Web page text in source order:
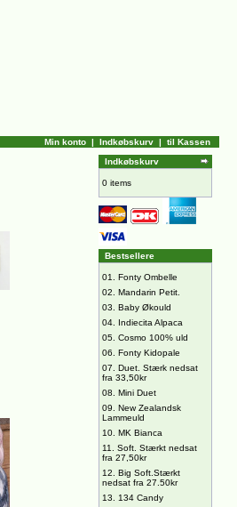
Min konto | Indkøbskurv | til Kassen
Indkøbskurv
0 items
Bestsellere
01. Fonty Ombelle
02. Mandarin Petit.
03. Baby Økould
04. Indiecita Alpaca
05. Cosmo 100% uld
06. Fonty Kidopale
07. Duet. Stærk nedsat
fra 33,50kr
08. Mini Duet
09. New Zealandsk
Lammeuld
10. MK Bianca
11. Soft. Stærkt nedsat
fra 27,50kr
12. Big Soft.Stærkt
nedsat fra 27.50kr
13. 134 Candy